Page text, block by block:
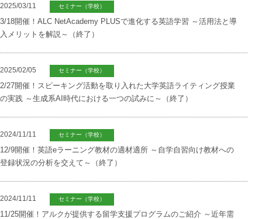
2025/03/11 セミナー（学校）
3/18開催！ALC NetAcademy PLUSで進化する英語学習 ～活用法と導
入メリットを解説～（終了）
2025/02/05 セミナー（学校）
2/27開催！スピーキング活動を取り入れた大学英語ライティング授業
の実践 ～生成系AI時代における一つの試みに～（終了）
2024/11/11 セミナー（学校）
12/9開催！英語eラーニング教材の適材適所 ～自学自習向け教材への
登録状況の分析を交えて～（終了）
2024/11/11 セミナー（学校）
11/25開催！アルクが提供する留学支援プログラムのご紹介 ～近年需